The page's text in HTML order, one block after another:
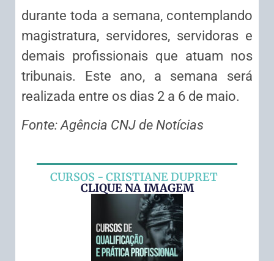
durante toda a semana, contemplando
magistratura, servidores, servidoras e
demais profissionais que atuam nos
tribunais. Este ano, a semana será
realizada entre os dias 2 a 6 de maio.
Fonte:Agência CNJ de Notícias
CURSOS - CRISTIANE DUPRET
CLIQUE NA IMAGEM